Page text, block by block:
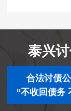
泰兴
合法讨债
“不收回债务